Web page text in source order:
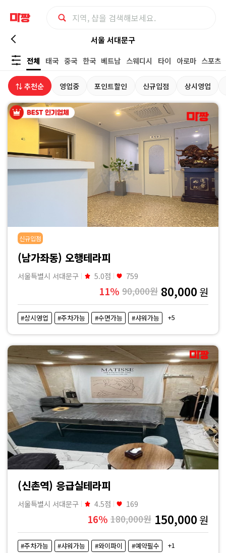
서
울
서
대
문
구
스
디
마
짱
서울 서대문구
전체
태국 중국 한국 베트남 스웨디시 타이 아로마 스포츠
⇅ 추천순 영업중 포인트할인 신규입점 상시영업
신규입점
(남가좌동) 오행테라피
서울특별시 서대문구 5.0점 759
11% 90,000원 80,000 원
#상시영업 #주차가능 #수면가능 #샤워가능 +5
(신촌역) 응급실테라피
서울특별시 서대문구 4.5점 169
16% 180,000원 150,000 원
#주차가능 #샤워가능 #와이파이 #예약필수 +1